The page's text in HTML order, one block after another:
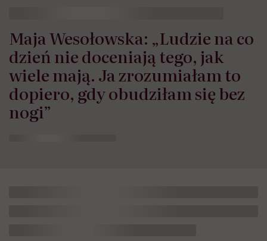
Maja Wesołowska: „Ludzie na co
dzień nie doceniają tego, jak
wiele mają. Ja zrozumiałam to
dopiero, gdy obudziłam się bez
nogi”